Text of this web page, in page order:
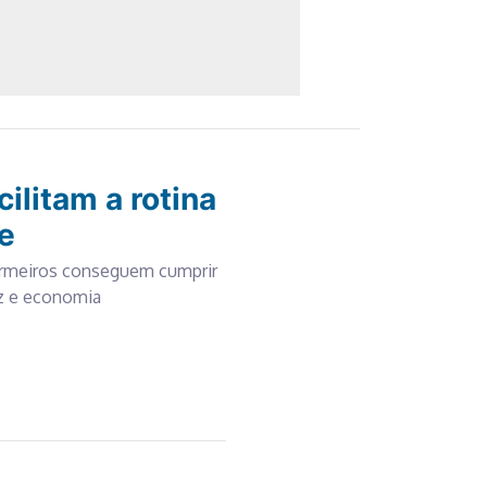
a rotina
conseguem cumprir
e economia